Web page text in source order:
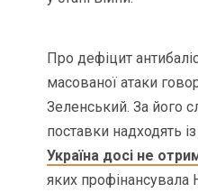
Про дефіцит
масованої атаки
Зеленський. За його
поставки надходять
Україна досі не
яких профінансувала